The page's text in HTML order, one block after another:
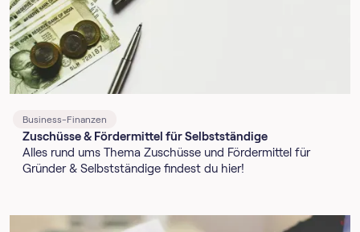
Business-Finanzen
Zuschüsse & Fördermittel für Selbstständige
Alles rund ums Thema Zuschüsse und Fördermittel für
Gründer & Selbstständige findest du hier!